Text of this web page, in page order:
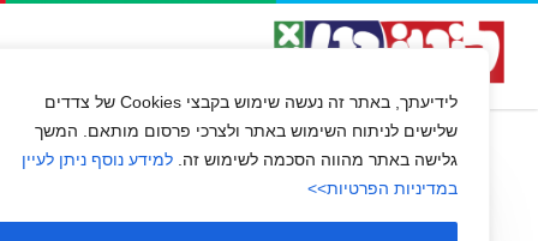
לידיעתך, באתר זה נעשה שימוש בקבצי Cookies של צדדים
שלישים לניתוח השימוש באתר ולצרכי פרסום מותאם. המשך
גלישה באתר מהווה הסכמה לשימוש זה. למידע נוסף ניתן לעיין
במדיניות הפרטיות>>
אנו – עושים שינוי